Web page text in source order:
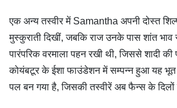
एक अन्य तस्वीर में Samantha अपनी दोस्त
मुस्कुराती दिखीं, जबकि राज उनके पास शांत
पारंपरिक वरमाला पहन रखी थी, जिससे शादी
कोयंबटूर के ईशा फाउंडेशन में सम्पन्न हुआ यह भूत
पल बन गया है, जिसकी तस्वीरें अब फैन्स के दिलों